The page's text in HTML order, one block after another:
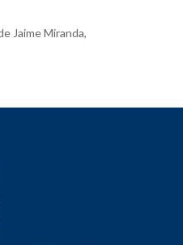
Jaime Miranda,